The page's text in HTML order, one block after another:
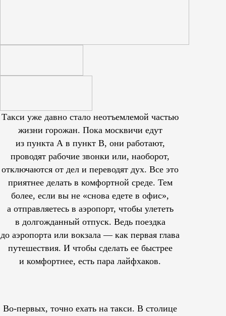
Такси уже давно стало неотъемлемой частью
жизни горожан. Пока москвичи едут
из пункта А в пункт В, они работают,
проводят рабочие звонки или, наоборот,
отключаются от дел и переводят дух. Все это
приятнее делать в комфортной среде. Тем
более, если вы не «снова едете в офис»,
а отправляетесь в аэропорт, чтобы улететь
в долгожданный отпуск. Ведь поездка
до аэропорта или вокзала — как первая глава
путешествия. И чтобы сделать ее быстрее
и комфортнее, есть пара лайфхаков.
Во-первых, точно ехать на такси. В столице